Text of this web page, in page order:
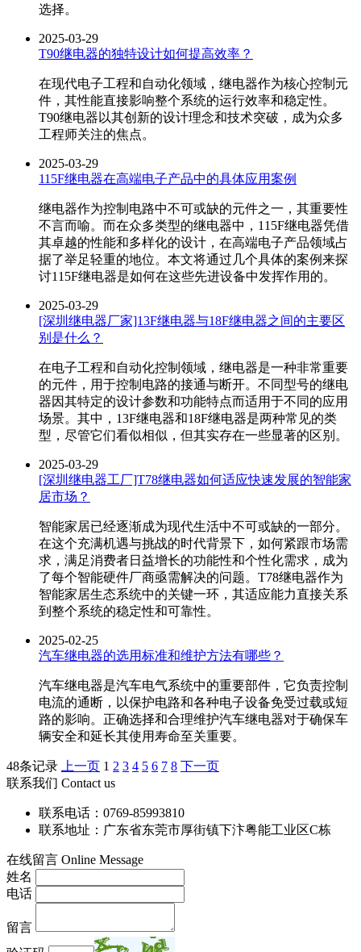
选择。
2025-03-29
T90继电器的独特设计如何提高效率？
在现代电子工程和自动化领域，继电器作为核心控制元
件，其性能直接影响整个系统的运行效率和稳定性。
T90继电器以其创新的设计理念和技术突破，成为众多
工程师关注的焦点。
2025-03-29
115F继电器在高端电子产品中的具体应用案例
继电器作为控制电路中不可或缺的元件之一，其重要性
不言而喻。而在众多类型的继电器中，115F继电器凭借
其卓越的性能和多样化的设计，在高端电子产品领域占
据了举足轻重的地位。本文将通过几个具体的案例来探
讨115F继电器是如何在这些先进设备中发挥作用的。
2025-03-29
[深圳继电器厂家]13F继电器与18F继电器之间的主要区
别是什么？
在电子工程和自动化控制领域，继电器是一种非常重要
的元件，用于控制电路的接通与断开。不同型号的继电
器因其特定的设计参数和功能特点而适用于不同的应用
场景。其中，13F继电器和18F继电器是两种常见的类
型，尽管它们看似相似，但其实存在一些显著的区别。
2025-03-29
[深圳继电器工厂]T78继电器如何适应快速发展的智能家
居市场？
智能家居已经逐渐成为现代生活中不可或缺的一部分。
在这个充满机遇与挑战的时代背景下，如何紧跟市场需
求，满足消费者日益增长的功能性和个性化需求，成为
了每个智能硬件厂商亟需解决的问题。T78继电器作为
智能家居生态系统中的关键一环，其适应能力直接关系
到整个系统的稳定性和可靠性。
2025-02-25
汽车继电器的选用标准和维护方法有哪些？
汽车继电器是汽车电气系统中的重要部件，它负责控制
电流的通断，以保护电路和各种电子设备免受过载或短
路的影响。正确选择和合理维护汽车继电器对于确保车
辆安全和延长其使用寿命至关重要。
48条记录 上一页 1 2 3 4 5 6 7 8 下一页
联系我们 Contact us
联系电话：0769-85993810
联系地址：广东省东莞市厚街镇下汴粤能工业区C栋
在线留言 Online Message
姓名
电话
留言